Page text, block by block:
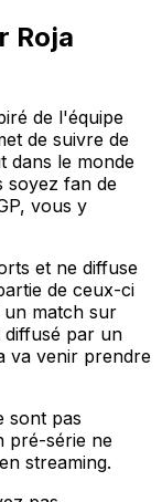
Roja
de l'équipe
de suivre de
dans le monde
soyez fan de
vous y
et ne diffuse
de ceux-ci
match sur
diffusé par un
va venir prendre
sont pas
pré-série ne
streaming.